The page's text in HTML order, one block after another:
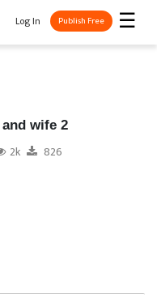
☰
Log In Publish Free
wife 2
2k 826